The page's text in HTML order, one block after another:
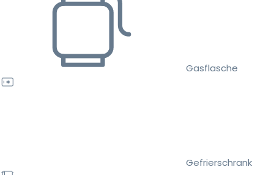
Gasflasche
Gefrierschrank